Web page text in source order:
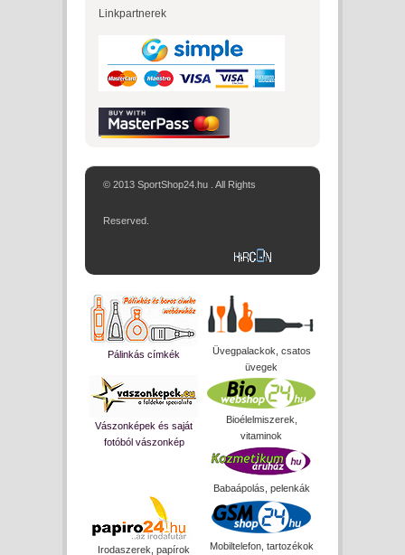
Linkpartnerek
© 2013 SportShop24.hu . All Rights
Reserved.
Pálinkás címkék
Üvegpalackok, csatos
üvegek
Vászonképek és saját
fotóból vászonkép
Bioélelmiszerek,
vitaminok
Babaápolás, pelenkák
Irodaszerek, papírok Mobiltelefon, tartozékok